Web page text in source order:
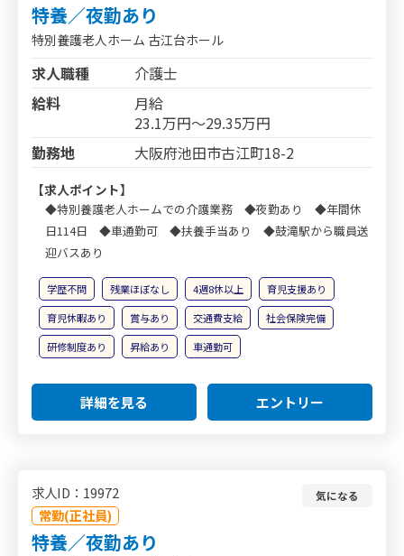
特養／夜勤あり
特別養護老人ホーム 古江台ホール
求人職種
介護士
給料
月給
23.1万円～29.35万円
勤務地
大阪府池田市古江町18-2
【求人ポイント】
◆特別養護老人ホームでの介護業務 ◆夜勤あり ◆年間休
日114日 ◆車通勤可 ◆扶養手当あり ◆鼓滝駅から職員送
迎バスあり
学歴不問 残業ほぼなし 4週8休以上
育児支援あり
育児休暇あり
賞与あり 交通費支給
社会保険完備
研修制度あり
昇給あり 車通勤可
詳細を見る エントリー
求人ID：19972
常勤(正社員)
気になる
特養／夜勤あり